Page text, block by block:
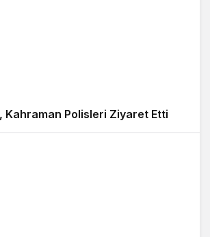
Kahraman Polisleri Ziyaret Etti